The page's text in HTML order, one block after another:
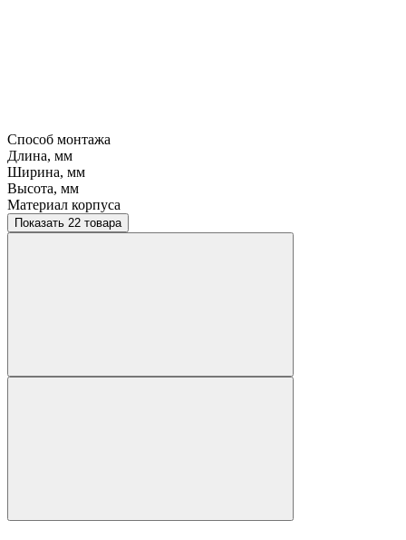
Способ монтажа
Длина, мм
Ширина, мм
Высота, мм
Материал корпуса
Показать 22 товара